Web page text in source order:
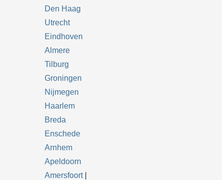
Den Haag
Utrecht
Eindhoven
Almere
Tilburg
Groningen
Nijmegen
Haarlem
Breda
Enschede
Arnhem
Apeldoorn
Amersfoort|